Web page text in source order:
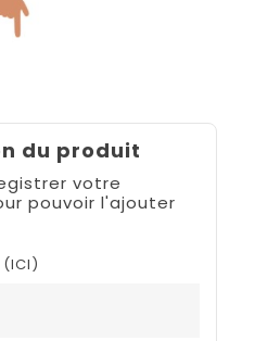
du produit
votre
pouvoir l'ajouter
(ICI)